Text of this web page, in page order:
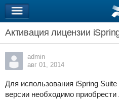
Активация лицензии
admin
авг 01, 2014
Для использования iSpring Suite
версии необходимо